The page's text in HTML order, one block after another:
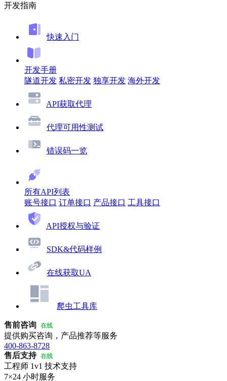
开发指南
快速入门
开发手册
隧道开发 私密开发 独享开发 海外开发
API获取代理
代理可用性测试
错误码一览
所有API列表
账号接口 订单接口 产品接口 工具接口
API授权与验证
SDK&代码样例
在线获取UA
爬虫工具库
售前咨询 在线
提供购买咨询，产品推荐等服务
400-863-8728
售后支持 在线
工程师 1v1 技术支持
7×24 小时服务